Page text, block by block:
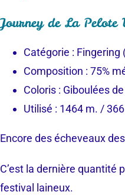
Journey de La Pelote
Catégorie : Fingering
Composition : 75%
Coloris : Giboulées
Utilisé : 1464 m. /
Encore des écheveaux
C’est la dernière quantité
festival laineux.